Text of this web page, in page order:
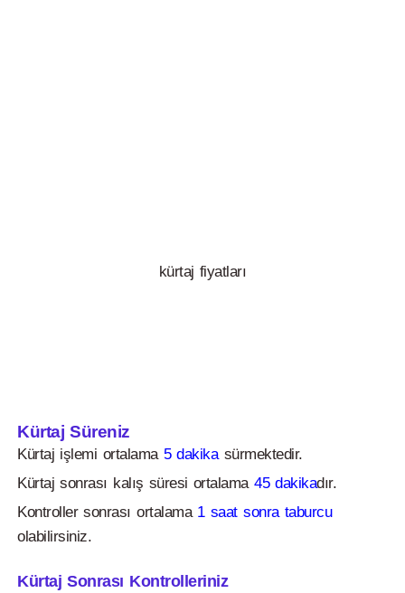
kürtaj fiyatları
Kürtaj Süreniz
Kürtaj işlemi ortalama 5 dakikasürmektedir.
Kürtaj sonrası kalış süresi ortalama45 dakikadır.
Kontroller sonrası ortalama 1 saat sonra taburcu
olabilirsiniz.
Kürtaj Sonrası Kontrolleriniz